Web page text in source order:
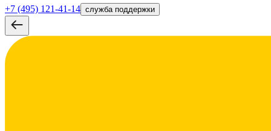
+7 (495) 121-41-14 служба поддержки